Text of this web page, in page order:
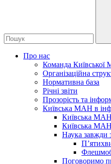
Про нас
Команда
Організаційна
Нормативна база
Річні звіти
Прозорість та
Київська МАН в
Київська
Київська МАН
Наука завжди
Поговоримо